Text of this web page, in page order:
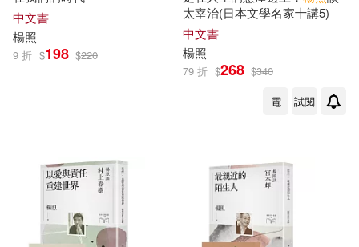
楊照金(1) 楊照陽(1)
楊照，唐諾，張國立(1)
烏奴奴(1)
大田(1) 天津教育出版社(1)
張老師文化(1) 新經典文化(1)
新雨(1)
中文書
楊照
9 折 $198 $220
太宰治(日本文學名家十講5)
中文書
楊照
79 折 $268 $340
電
試閱